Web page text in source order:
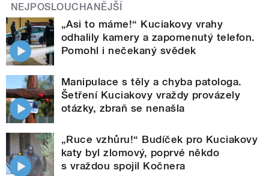
NEJPOSLOUCHANĚJŠÍ
„Asi to máme!“ Kuciakovy vrahy
odhalily kamery a zapomenutý telefon.
Pomohl i nečekaný svědek
Manipulace s těly a chyba patologa.
Šetření Kuciakovy vraždy provázely
otázky, zbraň se nenašla
„Ruce vzhůru!“ Budíček pro Kuciakovy
katy byl zlomový, poprvé někdo
s vraždou spojil Kočnera